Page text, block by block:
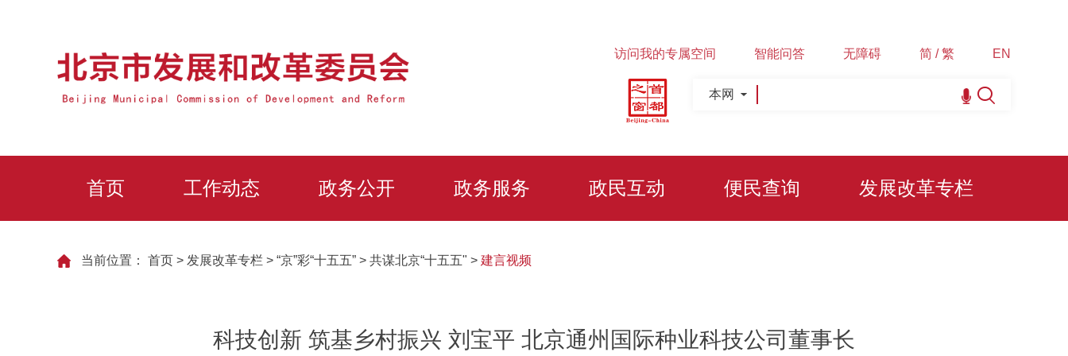
访问我的专属空间 智能问答 无障碍 简 / 繁 EN
本网
首页 工作动态 政务公开 政务服务 政民互动 便民查询 发展改革专栏
当前位置： 首页 > 发展改革专栏 > “京”彩“十五五” > 共谋北京“十五五" > 建言视频
科技创新 筑基乡村振兴 刘宝平 北京通州国际种业科技公司董事长